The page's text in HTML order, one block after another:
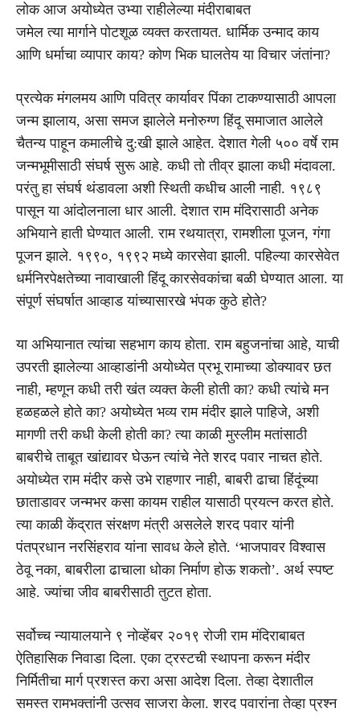
लोक आज अयोध्येत उभ्या राहीलेल्या मंदीराबाबत
जमेल त्या मार्गाने पोटशूळ व्यक्त करतायत. धार्मिक उन्माद काय
आणि धर्माचा व्यापार काय? कोण भिक घालतेय या विचार जंतांना?
प्रत्येक मंगलमय आणि पवित्र कार्यावर पिंका टाकण्यासाठी आपला
जन्म झालाय, असा समज झालेले मनोरुग्ण हिंदू समाजात आलेले
चैतन्य पाहून कमालीचे दु:खी झाले आहेत. देशात गेली ५०० वर्षे राम
जन्मभूमीसाठी संघर्ष सुरू आहे. कधी तो तीव्र झाला कधी मंदावला.
परंतु हा संघर्ष थंडावला अशी स्थिती कधीच आली नाही. १९८९
पासून या आंदोलनाला धार आली. देशात राम मंदिरासाठी अनेक
अभियाने हाती घेण्यात आली. राम रथयात्रा, रामशीला पूजन, गंगा
पूजन झाले. १९९०, १९९२ मध्ये कारसेवा झाली. पहिल्या कारसेवेत
धर्मनिरपेक्षतेच्या नावाखाली हिंदू कारसेवकांचा बळी घेण्यात आला. या
संपूर्ण संघर्षात आव्हाड यांच्यासारखे भंपक कुठे होते?
या अभियानात त्यांचा सहभाग काय होता. राम बहुजनांचा आहे, याची
उपरती झालेल्या आव्हाडांनी अयोध्येत प्रभू रामाच्या डोक्यावर छत
नाही, म्हणून कधी तरी खंत व्यक्त केली होती का? कधी त्यांचे मन
हळहळले होते का? अयोध्येत भव्य राम मंदीर झाले पाहिजे, अशी
मागणी तरी कधी केली होती का? त्या काळी मुस्लीम मतांसाठी
बाबरीचे ताबूत खांद्यावर घेऊन त्यांचे नेते शरद पवार नाचत होते.
अयोध्येत राम मंदीर कसे उभे राहणार नाही, बाबरी ढाचा हिंदूंच्या
छाताडावर जन्मभर कसा कायम राहील यासाठी प्रयत्न करत होते.
त्या काळी केंद्रात संरक्षण मंत्री असलेले शरद पवार यांनी
पंतप्रधान नरसिंहराव यांना सावध केले होते. ‘भाजपावर विश्वास
ठेवू नका, बाबरीला ढाचाला धोका निर्माण होऊ शकतो’. अर्थ स्पष्ट
आहे. ज्यांचा जीव बाबरीसाठी तुटत होता.
सर्वोच्च न्यायालयाने ९ नोव्हेंबर २०१९ रोजी राम मंदिराबाबत
ऐतिहासिक निवाडा दिला. एका ट्रस्टची स्थापना करून मंदीर
निर्मितीचा मार्ग प्रशस्त करा असा आदेश दिला. तेव्हा देशातील
समस्त रामभक्तांनी उत्सव साजरा केला. शरद पवारांना तेव्हा प्रश्न